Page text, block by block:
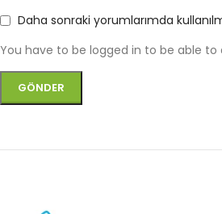
Daha sonraki yorumlarımda
You have to be logged in to be able